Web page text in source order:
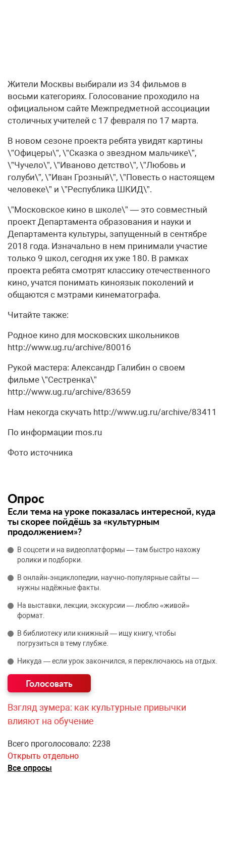
Жители Москвы выбирали из 34 фильмов в
восьми категориях. Голосование проходило на
официальном сайте Межпредметной ассоциации
столичных учителей с 17 февраля по 17 марта.
В новом сезоне проекта ребята увидят картины
\”Офицеры\”, \”Сказка о звездном мальчике\”,
\”Чучело\”, \”Иваново детство\”, \”Любовь и
голуби\”, \”Иван Грозный\”, \”Повесть о настоящем
человеке\” и \”Республика ШКИД\”.
\”Московское кино в школе\” — это совместный
проект Департамента образования и науки и
Департамента культуры, запущенный в сентябре
2018 года. Изначально в нем принимали участие
только 9 школ, сегодня их уже 180. В рамках
проекта ребята смотрят классику отечественного
кино, учатся понимать киноязык поколений и
общаются с мэтрами кинематографа.
Читайте также:
Родное кино для московских школьников
http://www.ug.ru/archive/80016
Рукой мастера: Александр Галибин о своем
фильме \”Сестренка\”
http://www.ug.ru/archive/83659
Нам некогда скучать http://www.ug.ru/archive/83411
По информации mos.ru
Фото источника
Опрос
Если тема на уроке показалась интересной, куда
ты скорее пойдёшь за «культурным
продолжением»?
В соцсети и на видеоплатформы — там быстро нахожу
ролики и подборки.
В онлайн‑энциклопедии, научно‑популярные сайты —
нужны надёжные факты.
На выставки, лекции, экскурсии — люблю «живой»
формат.
В библиотеку или книжный — ищу книгу, чтобы
погрузиться в тему глубже.
Никуда — если урок закончился, я переключаюсь на отдых.
Взгляд зумера: как культурные привычки
влияют на обучение
Всего проголосовало: 2238
Открыть отдельно
Все опросы